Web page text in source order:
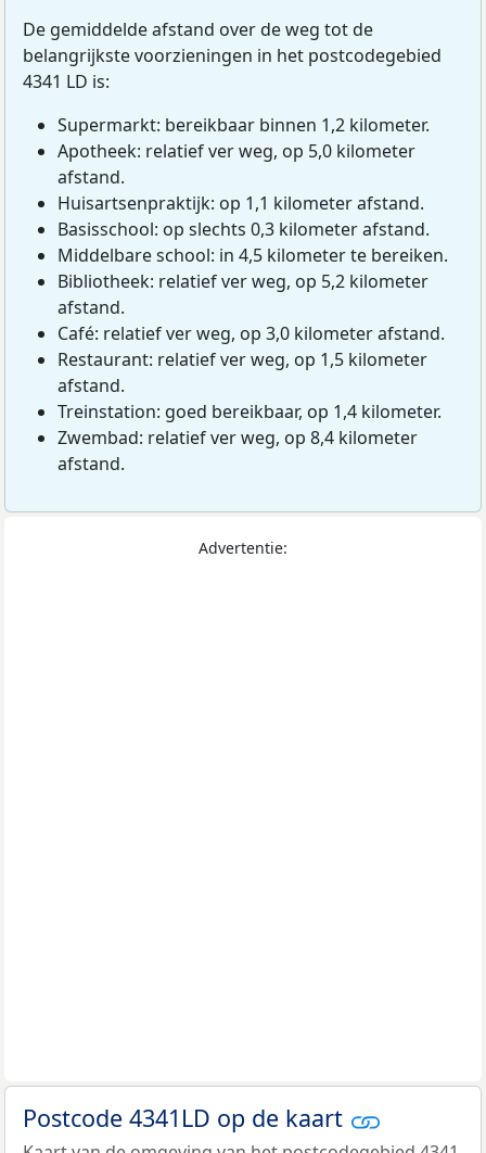
De gemiddelde afstand over de weg tot de
belangrijkste voorzieningen in het postcodegebied
4341 LD is:
Supermarkt: bereikbaar binnen 1,2 kilometer.
Apotheek: relatief ver weg, op 5,0 kilometer
afstand.
Huisartsenpraktijk: op 1,1 kilometer afstand.
Basisschool: op slechts 0,3 kilometer afstand.
Middelbare school: in 4,5 kilometer te bereiken.
Bibliotheek: relatief ver weg, op 5,2 kilometer
afstand.
Café: relatief ver weg, op 3,0 kilometer afstand.
Restaurant: relatief ver weg, op 1,5 kilometer
afstand.
Treinstation: goed bereikbaar, op 1,4 kilometer.
Zwembad: relatief ver weg, op 8,4 kilometer
afstand.
Advertentie:
Postcode 4341LD op de kaart